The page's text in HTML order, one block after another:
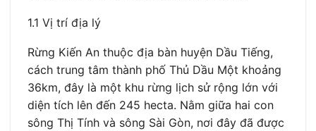
1.1 Vị trí địa lý
Rừng Kiến An thuộc địa bàn huyện Dầu Tiếng,
cách trung tâm thành phố Thủ Dầu Một khoảng
36km, đây là một khu rừng lịch sử rộng lớn với
diện tích lên đến 245 hecta. Nằm giữa hai con
sông Thị Tính và sông Sài Gòn, nơi đây đã được